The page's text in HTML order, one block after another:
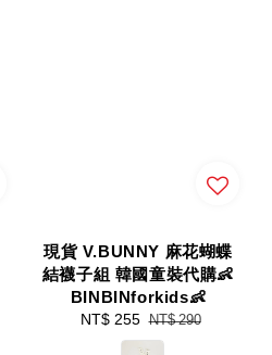
現貨 V.BUNNY 麻花蝴蝶
結襪子組 韓國童裝代購👶
BINBINforkids👶
Sale
NT$ 255 Regular
price
NT$ 290